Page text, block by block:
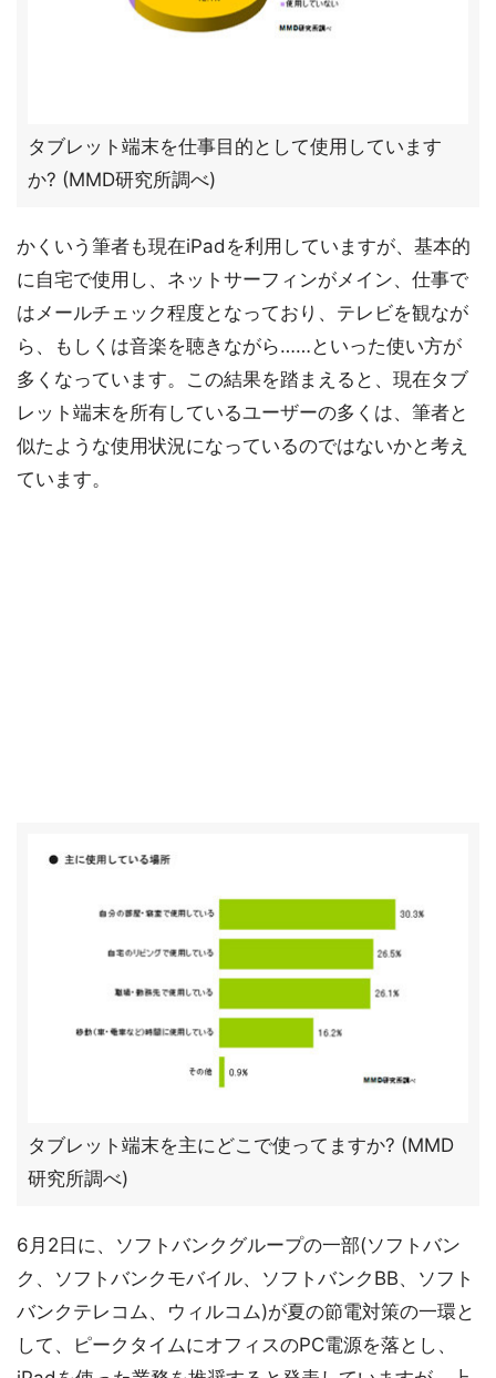
タブレット端末を仕事目的として使用しています
か? (MMD研究所調べ)
かくいう筆者も現在iPadを利用していますが、基本的
に自宅で使用し、ネットサーフィンがメイン、仕事で
はメールチェック程度となっており、テレビを観なが
ら、もしくは音楽を聴きながら……といった使い方が
多くなっています。この結果を踏まえると、現在タブ
レット端末を所有しているユーザーの多くは、筆者と
似たような使用状況になっているのではないかと考え
ています。
タブレット端末を主にどこで使ってますか? (MMD
研究所調べ)
6月2日に、ソフトバンクグループの一部(ソフトバン
ク、ソフトバンクモバイル、ソフトバンクBB、ソフト
バンクテレコム、ウィルコム)が夏の節電対策の一環と
して、ピークタイムにオフィスのPC電源を落とし、